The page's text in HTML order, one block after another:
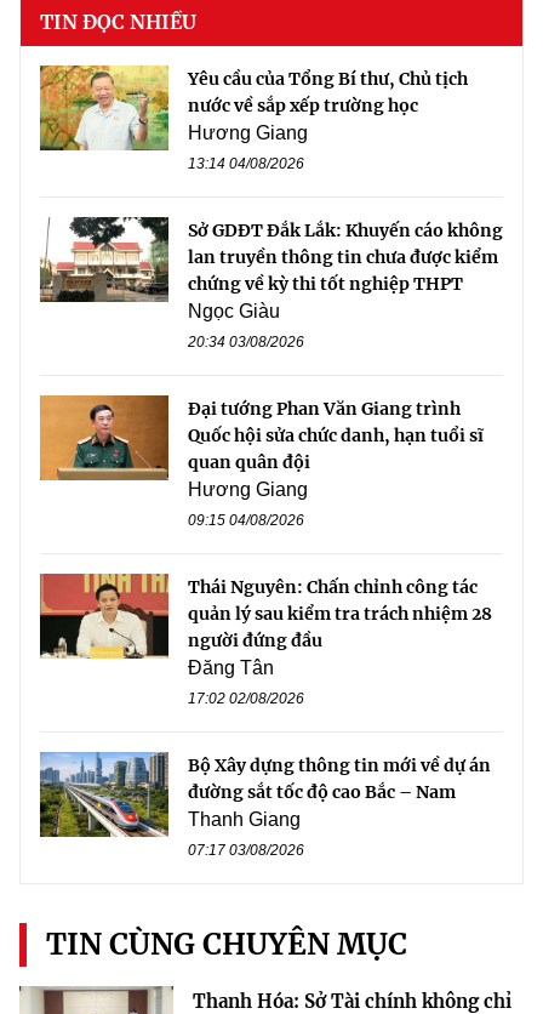
TIN ĐỌC NHIỀU
Yêu cầu của Tổng Bí thư, Chủ tịch
nước về sắp xếp trường học
Hương Giang
13:14 04/08/2026
Sở GDĐT Đắk Lắk: Khuyến cáo không
lan truyền thông tin chưa được kiểm
chứng về kỳ thi tốt nghiệp THPT
Ngọc Giàu
20:34 03/08/2026
Đại tướng Phan Văn Giang trình
Quốc hội sửa chức danh, hạn tuổi sĩ
quan quân đội
Hương Giang
09:15 04/08/2026
Thái Nguyên: Chấn chỉnh công tác
quản lý sau kiểm tra trách nhiệm 28
người đứng đầu
Đăng Tân
17:02 02/08/2026
Bộ Xây dựng thông tin mới về dự án
đường sắt tốc độ cao Bắc – Nam
Thanh Giang
07:17 03/08/2026
TIN CÙNG CHUYÊN MỤC
Thanh Hóa: Sở Tài chính không chỉ